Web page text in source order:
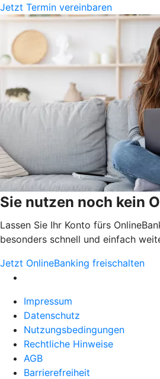
Jetzt Termin vereinbaren
Sie nutzen noch kein
Lassen Sie Ihr Konto fürs
besonders schnell und einfach
Jetzt OnlineBanking freischalten
Impressum
Datenschutz
Nutzungsbedingungen
Rechtliche Hinweise
AGB
Barrierefreiheit